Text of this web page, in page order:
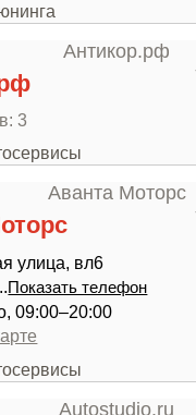
3
улица, вл6
Показать телефон
09:00–20:00